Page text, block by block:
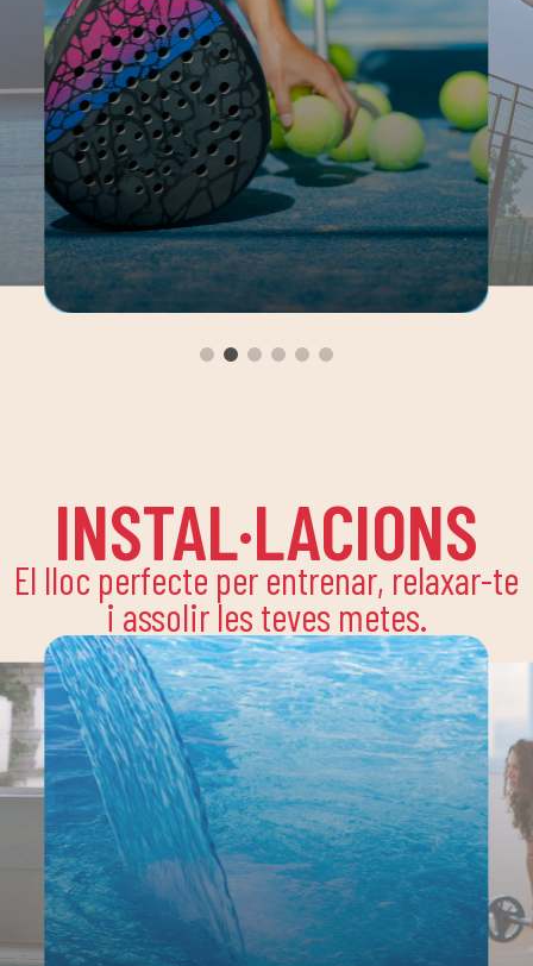
INSTAL·LACIONS
El lloc perfecte per entrenar, relaxar-te
i assolir les teves metes.